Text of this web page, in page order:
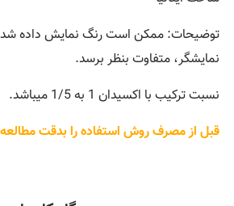
توضیحات: ممکن است رنگ نمایش داده
نمایشگر، متفاوت بنظر برسد.
نسبت ترکیب با اکسیدان 1 به 1/5 میباشد.
قبل از مصرف روش استفاده را بدقت مطالعه